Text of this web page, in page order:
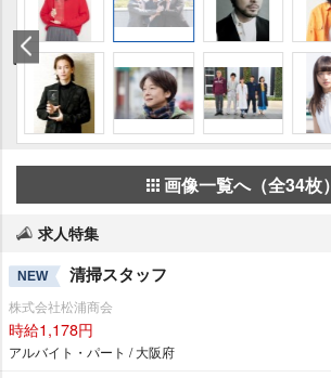
画像一覧へ（全34枚）
求人特集
NEW 清掃スタッフ
株式会社松浦商会
時給1,178円
アルバイト・パート / 大阪府